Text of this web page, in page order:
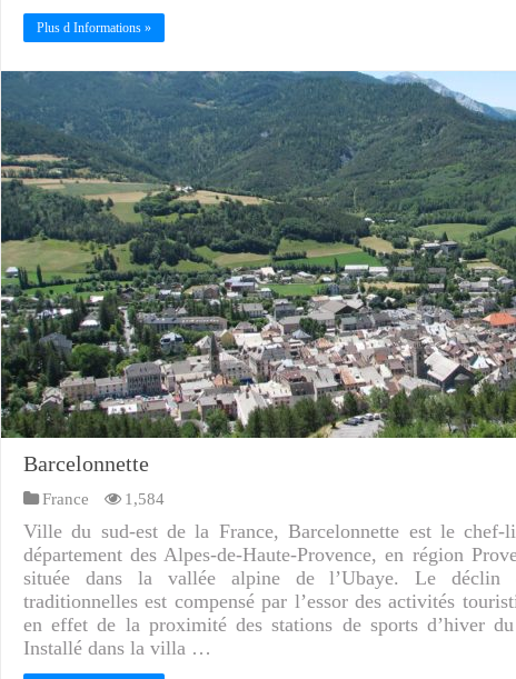
Plus d Informations »
Barcelonnette
France 1,584
Ville du sud-est de la France, Barcelonnette est le chef-
département des Alpes-de-Haute-Provence, en région
située dans la vallée alpine de l’Ubaye. Le déclin
traditionnelles est compensé par l’essor des activités
en effet de la proximité des stations de sports d’hiver
Installé dans la villa …